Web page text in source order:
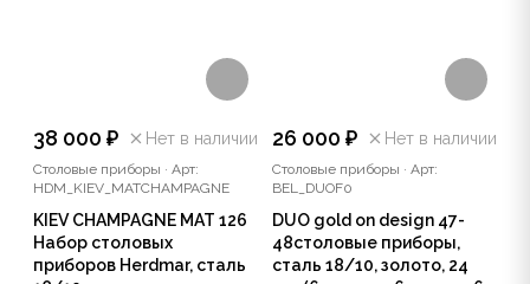
38 000 ₽ Нет в наличии
Столовые приборы · Арт:
HDM_KIEV_MATCHAMPAGNE
KIEV CHAMPAGNE MAT 126
Набор столовых
приборов Herdmar, сталь
26 000 ₽ Нет в наличии
Столовые приборы · Арт:
BEL_DUOF0
DUO gold on design 47-
48столовые приборы,
сталь 18/10, золото, 24